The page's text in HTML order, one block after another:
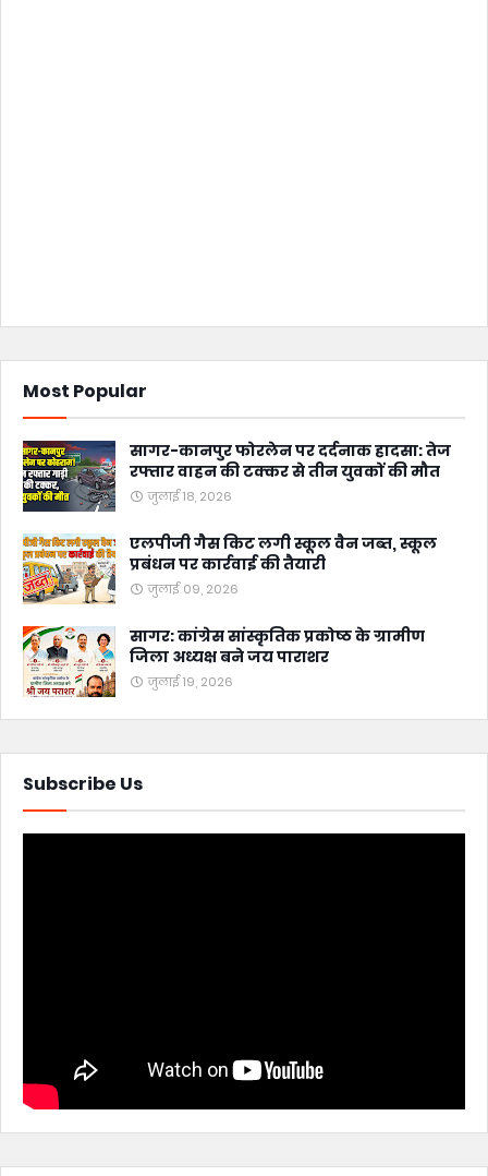
Most Popular
सागर-कानपुर फोरलेन पर दर्दनाक हादसा: तेज
रफ्तार वाहन की टक्कर से तीन युवकों की मौत
जुलाई 18, 2026
एलपीजी गैस किट लगी स्कूल वैन जब्त, स्कूल
प्रबंधन पर कार्रवाई की तैयारी
जुलाई 09, 2026
सागर: कांग्रेस सांस्कृतिक प्रकोष्ठ के ग्रामीण
जिला अध्यक्ष बने जय पाराशर
जुलाई 19, 2026
Subscribe Us